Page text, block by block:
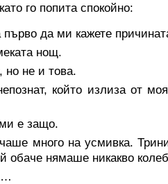
го попита спокойно:
да ми кажете
нощ.
но не и това.
който излиза от
е защо.
много на усмивка.
обаче нямаше никакво